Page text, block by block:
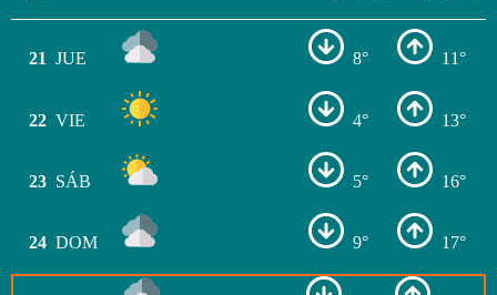
21 JUE 8° 11°
22 VIE 4° 13°
23 SÁB 5° 16°
24 DOM 9° 17°